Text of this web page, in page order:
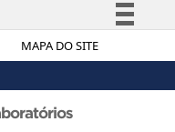
MAPA DO SITE
Simplifique!